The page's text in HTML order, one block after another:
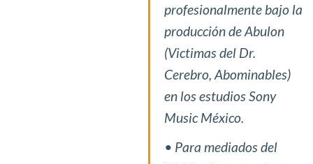
profesionalmente bajo la
producción de Abulon
(Victimas del Dr.
Cerebro, Abominables)
en los estudios Sony
Music México.
• Para mediados del